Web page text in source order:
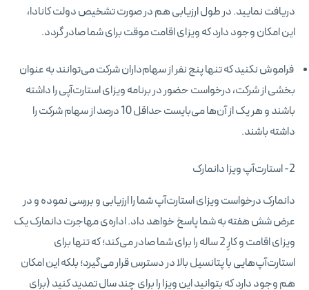
دریافت نمایید. در طول ارزیابی هم در صورت تشخیص دولت کانادا،
این امکان وجود دارد که ویزای اقامت موقت برای شما صادر گردد.
فراموش نکنید که تنها پنج نفر از سهام‌داران شرکت می‌توانند به عنوان
بخشی از شرکت، درخواست حضور در برنامه‌ ویزای استارت‌آپی را داشته
باشند و هر یک از آن‌ها می‌بایست حداقل 10 درصد از سهام شرکت را
داشته باشند.
2- استارت‌آپ ویزا دانمارک
دانمارک درخواست ویزای استارت‌آپ شما را ارزیابی و بررسی نموده و در
عرض شش هفته به شما پاسخ خواهد داد. اداره‌ی مهاجرت دانمارک یک
ویزای اقامت و کارِ 2 ساله را برای شما صادر می‌کند؛ که تنها برای
استارت‌آپ‌هایی با پتانسیل بالا در دسترس قرار می‌گیرد؛ بلکه این امکان
هم وجود دارد که بتوانید این ویزا را برای چند سال تمدید کنید (برای